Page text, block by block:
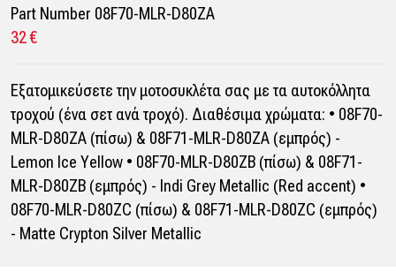
Part Number 08F70-MLR-D80ZA
32 €
Εξατομικεύσετε την μοτοσυκλέτα σας με τα αυτοκόλλητα
τροχού (ένα σετ ανά τροχό). Διαθέσιμα χρώματα: • 08F70-
MLR-D80ZA (πίσω) & 08F71-MLR-D80ZA (εμπρός) -
Lemon Ice Yellow • 08F70-MLR-D80ZB (πίσω) & 08F71-
MLR-D80ZB (εμπρός) - Indi Grey Metallic (Red accent) •
08F70-MLR-D80ZC (πίσω) & 08F71-MLR-D80ZC (εμπρός)
- Matte Crypton Silver Metallic